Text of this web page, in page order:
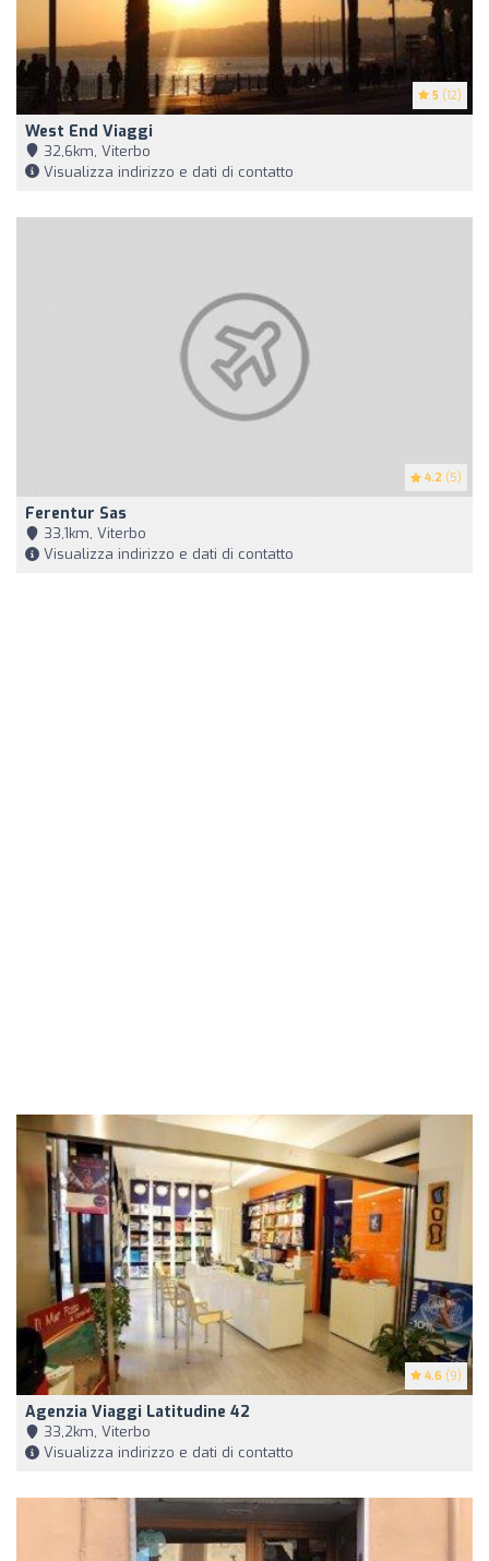
5 (12)
West End Viaggi
32,6km, Viterbo
Visualizza indirizzo e dati di contatto
4.2 (5)
Ferentur Sas
33,1km, Viterbo
Visualizza indirizzo e dati di contatto
4.6 (9)
Agenzia Viaggi Latitudine 42
33,2km, Viterbo
Visualizza indirizzo e dati di contatto